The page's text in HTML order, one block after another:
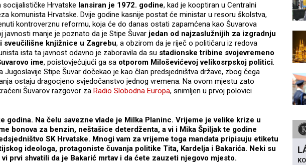
socijalističke Hrvatske lansiran je 1972. godine, kad je kooptiran u Centralni
komunista Hrvatske. Dvije godine kasnije postat će ministar u resoru školstva,
kontroverznu reformu, koja će do danas ostati zapamćena kao Šuvarova
javnosti manje je poznato da je Stipe Šuvar jedan od najzaslužnijih za izgradnju
sveučilišne knjižnice u Zagrebu, a obzirom da je riječ o političaru iz redova
ista ta javnost odavno je zaboravila da su stadionske tribine svojevremeno
ime, poistovjećujući ga sa otporom Miloševićevoj velikosrpskoj politici.
Jugoslavije Stipe Šuvar dočekao je kao član predsjedništva države, zbog čega
ostaju dragocjeno svjedočanstvo jednog vremena. Na ovom mjestu zato
Šuvarov razgovor za Radio Slobodna Europa, snimljen u prvoj polovici
godina. Na čelu savezne vlade je Milka Planinc. Vrijeme je velike krize u
bonova za benzin, neštašice deterdženta, a vi i Mika Špiljak te godine
SK Hrvatske. Mnogi vam za vrijeme toga mandata pripisuju etiketu
ideologa, protagoniste čuvanja politike Tita, Kardelja i Bakarića. Neki su
prvi shvatili da je Bakarić mrtav i da ćete zauzeti njegovo mjesto.